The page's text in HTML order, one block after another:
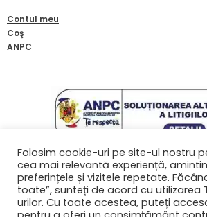
Contul meu
Coş
ANPC
Contact
0761601933
contact@biafanoptix.ro
Folosim cookie-uri pe site-ul nostru
cea mai relevantă experiență,
preferințele și vizitele repetate.
toate”, sunteți de acord cu utilizarea
urilor. Cu toate acestea, puteți